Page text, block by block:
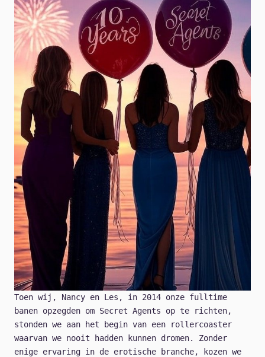
Toen wij, Nancy en Les, in 2014 onze fulltime
banen opzegden om Secret Agents op te richten,
stonden we aan het begin van een rollercoaster
waarvan we nooit hadden kunnen dromen. Zonder
enige ervaring in de erotische branche, kozen we